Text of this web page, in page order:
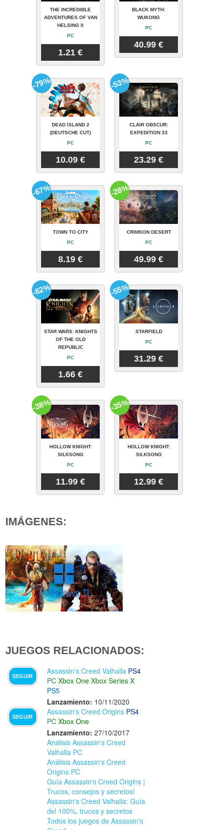
THE INCREDIBLE
ADVENTURES OF VAN
HELSING II
PC
1.21 €
BLACK MYTH:
WUKONG
PC
40.99 €
DEAD ISLAND 2
(DEUTSCHE CUT)
PC
10.09 €
-79%
CLAIR OBSCUR:
EXPEDITION 33
PC
23.29 €
-53%
TOWN TO CITY
PC
8.19 €
-67%
CRIMSON DESERT
PC
49.99 €
-28%
STAR WARS: KNIGHTS
OF THE OLD
REPUBLIC
PC
1.66 €
-82%
STARFIELD
PC
31.29 €
-55%
HOLLOW KNIGHT:
SILKSONG
PC
11.99 €
-38%
HOLLOW KNIGHT:
SILKSONG
PC
12.99 €
-35%
IMÁGENES:
JUEGOS RELACIONADOS:
SEGUIR
Assassin's Creed Valhalla PS4
PC Xbox One Xbox Series X
PS5
Lanzamiento: 10/11/2020
SEGUIR
Assassin's Creed Origins PS4
PC Xbox One
Lanzamiento: 27/10/2017
Análisis Assassin's Creed
Valhalla PC
Análisis Assassin's Creed
Origins PC
Guía Assassin's Creed Origins |
Trucos, consejos y secretos!
Assassin's Creed Valhalla: Guía
del 100%, trucos y secretos
Todos los juegos de Assassin's